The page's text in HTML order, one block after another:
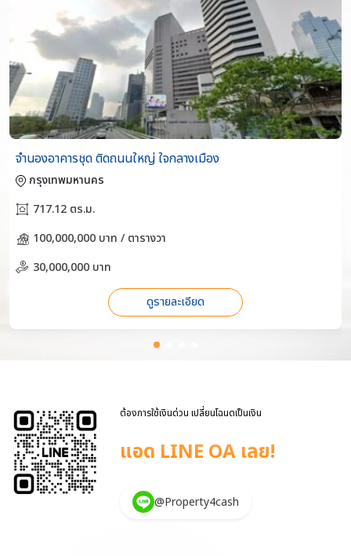
จำนองอาคารชุด ติดถนนใหญ่ ใจกลางเมือง
กรุงเทพมหานคร
717.12 ตร.ม.
100,000,000 บาท / ตารางวา
30,000,000 บาท
ดูรายละเอียด
ต้องการใช้เงินด่วน เปลี่ยนโฉนดเป็นเงิน
แอด LINE OA เลย!
@Property4cash